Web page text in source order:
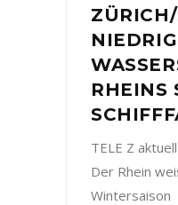
RHEINS
TELE Z
Der Rhein
Wintersaison